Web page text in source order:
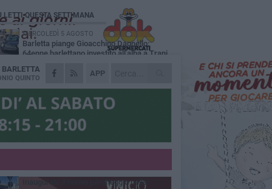
APP
BARLETTA
QUINTO
LETTI QUESTA SETTIMANA
MERCOLEDÌ 5 AGOSTO
Barletta piange Gioacchino Dagnello:
64enne barlettano investito all'alba a Trani
GIOVEDÌ 6 AGOSTO
Il ricordo di "Cecco", il benzinaio col
sorriso: «Contava i giorni che lo
dalla pensione»
MERCOLEDÌ 5 AGOSTO
sopralluogo nell'area dell'evento
Beni confiscati alla mafia. Nasce il servizio
VENERDÌ 31 LUGLIO
Inaugurato il nuovo parcheggio nella